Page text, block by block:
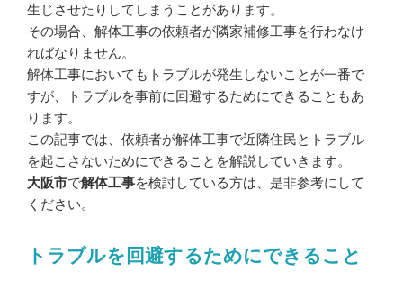
生じさせたりしてしまうことがあります。
その場合、解体工事の依頼者が隣家補修工事を行わなけ
ればなりません。
解体工事においてもトラブルが発生しないことが一番で
すが、トラブルを事前に回避するためにできることもあ
ります。
この記事では、依頼者が解体工事で近隣住民とトラブル
を起こさないためにできることを解説していきます。
大阪市で解体工事を検討している方は、是非参考にして
ください。
トラブルを回避するためにできること